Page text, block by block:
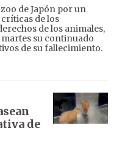
de Japón por un
de los
de los animales,
su continuado
de su fallecimiento.
de